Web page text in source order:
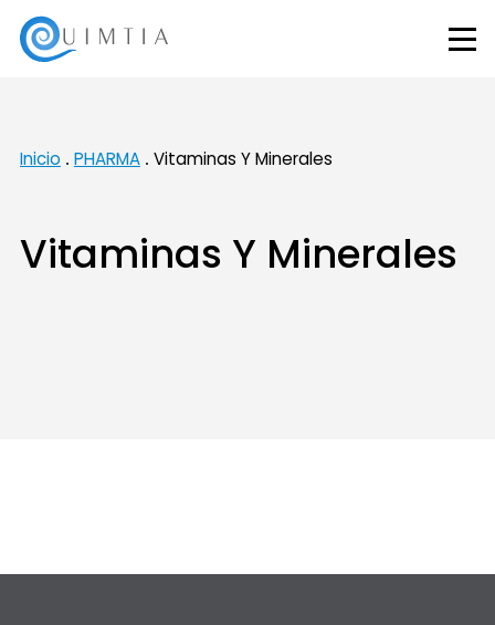
Inicio PHARMA Vitaminas Y Minerales
Vitaminas Y Minerales